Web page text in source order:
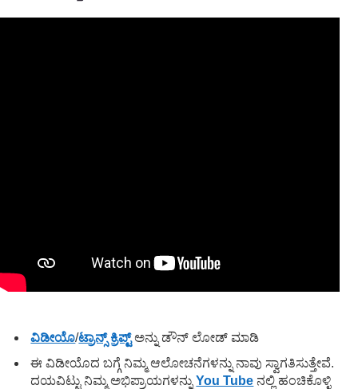
ವಿಡೀಯೊ/ಟ್ರಾನ್ಸ್ ಕ್ರಿಪ್ಟ್ಅನ್ನು ಡೌನ್ ಲೋಡ್ ಮಾಡಿ
ಈ ವಿಡೀಯೊದ ಬಗ್ಗೆ ನಿಮ್ಮ ಆಲೋಚನೆಗಳನ್ನು ನಾವು ಸ್ವಾಗತಿಸುತ್ತೇವೆ.
ದಯವಿಟ್ಟು ನಿಮ್ಮ ಅಭಿಪ್ರಾಯಗಳನ್ನುYou Tube ನಲ್ಲಿ ಹಂಚಿಕೊಳ್ಳಿ